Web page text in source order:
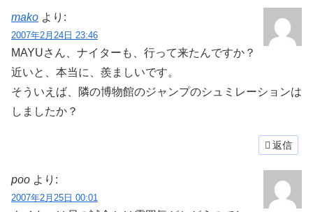
mako より:
2007年2月24日 23:46
MAYUさん、ナイターも、行って来たんですか？
近いと、本当に、羨ましいです。
そういえば、隣の博物館のジャンプのシュミレーションは
しましたか？
返信
poo より:
2007年2月25日 00:01